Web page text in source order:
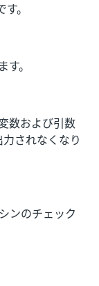
。
。
数および引数
されなくなり
ンのチェック